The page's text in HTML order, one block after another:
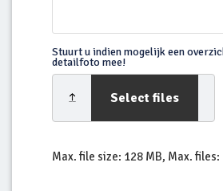
Stuurt u indien mogelijk een
detailfoto mee!
Select files
Max. file size: 128 MB, Max. files: